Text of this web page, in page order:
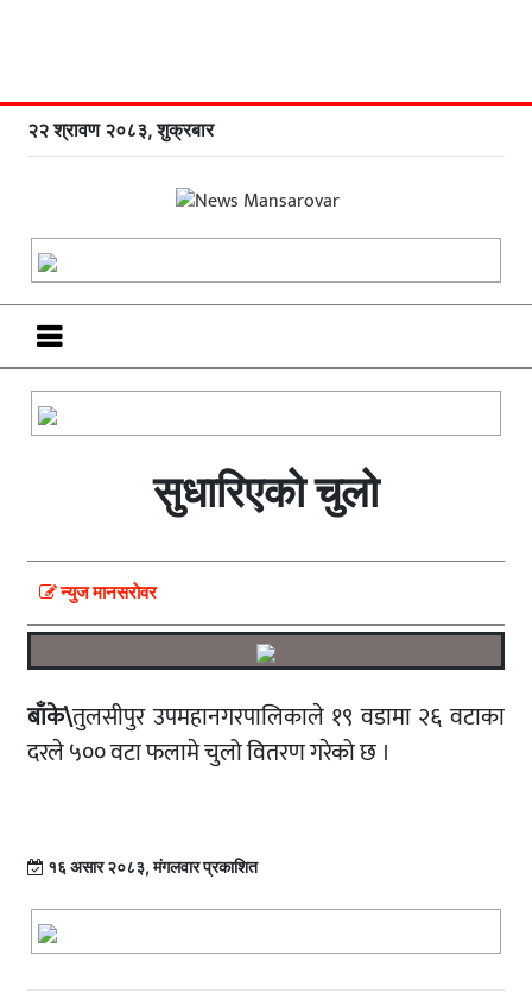
२२ श्रावण २०८३, शुक्रबार
सुधारिएको चुलो
न्युज मानसराेवर
बाँके\तुलसीपुर उपमहानगरपालिकाले १९ वडामा २६ वटाका
दरले ५०० वटा फलामे चुलो वितरण गरेको छ ।
१६ असार २०८३, मंगलवार प्रकाशित